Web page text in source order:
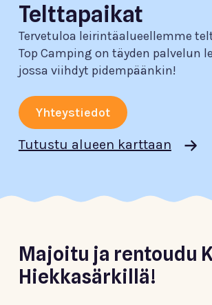
Telttapaikat
Tervetuloa leirintäalueellemme
Top Camping on täyden palvelun
jossa viihdyt pidempäänkin!
Yhteystiedot
Tutustu alueen karttaan
Majoitu ja rentoudu
Hiekkasärkillä!